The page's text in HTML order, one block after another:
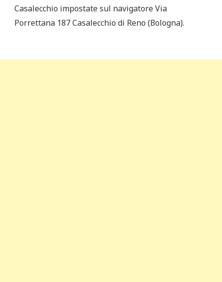
Casalecchio impostate sul navigatore Via
Porrettana 187 Casalecchio di Reno (Bologna).